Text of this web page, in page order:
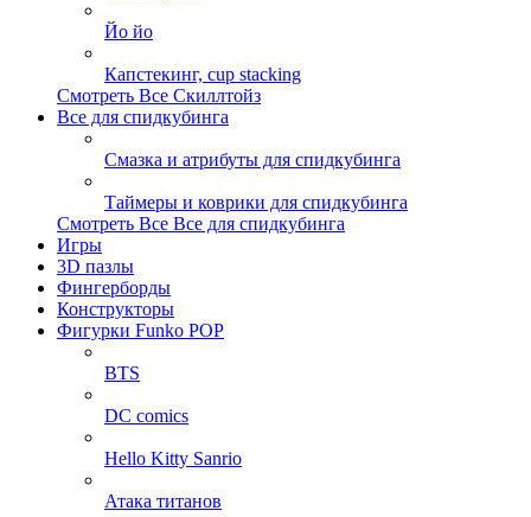
Йо йо
Капстекинг, cup stacking
Смотреть Все Скиллтойз
Все для спидкубинга
Смазка и атрибуты для спидкубинга
Таймеры и коврики для спидкубинга
Смотреть Все Все для спидкубинга
Игры
3D пазлы
Фингерборды
Конструкторы
Фигурки Funko POP
BTS
DC comics
Hello Kitty Sanrio
Атака титанов